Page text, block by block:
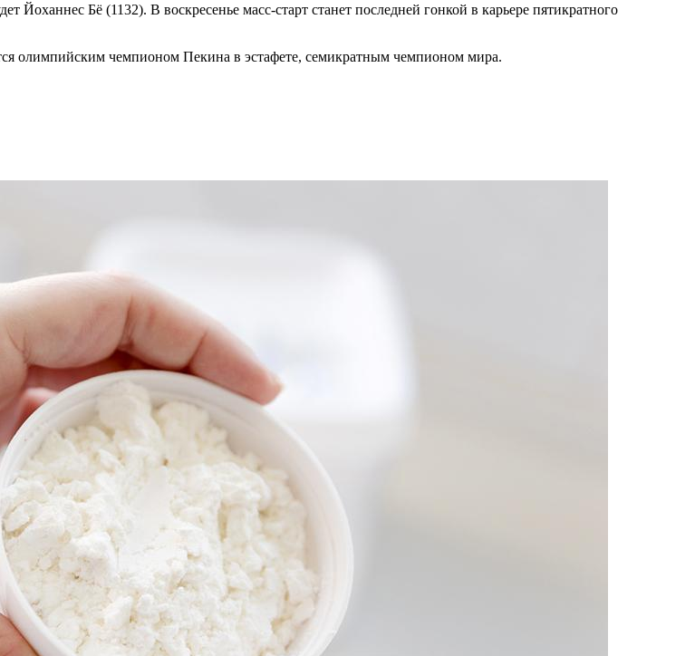
Йоханнес Бё (1132). В воскресенье масс-старт станет последней гонкой в карьере пятикратного
олимпийским чемпионом Пекина в эстафете, семикратным чемпионом мира.